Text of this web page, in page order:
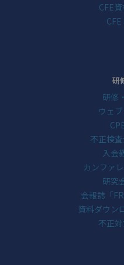
CFE
研
研修
ウェ
不正検
入会
カンファ
研究
会報誌「
資料ダウン
不正